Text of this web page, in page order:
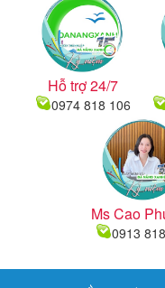
Hỗ trợ 24/7
0974 818 106
Ms Cao
0913